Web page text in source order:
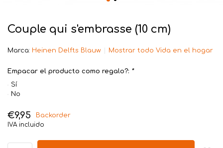
Couple qui s'embrasse (10 cm)
Marca: Heinen Delfts Blauw Mostrar todo Vida en el hogar
Empacar el producto como regalo?: *
Sí
No
€9,95
Backorder
IVA incluido